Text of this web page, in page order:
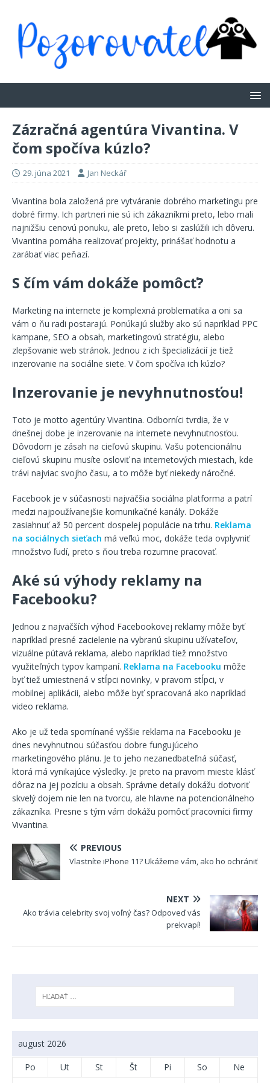
Zázračná agentúra Vivantina. V
čom spočíva kúzlo?
29. júna 2021 Jan Neckář
Vivantina bola založená pre vytváranie dobrého marketingu pre
dobré firmy. Ich partneri nie sú ich zákazníkmi preto, lebo mali
najnižšiu cenovú ponuku, ale preto, lebo si zaslúžili ich dôveru.
Vivantina pomáha realizovať projekty, prinášať hodnotu a
zarábať viac peňazí.
S čím vám dokáže pomôcť?
Marketing na internete je komplexná problematika a oni sa
vám o ňu radi postarajú. Ponúkajú služby ako sú napríklad PPC
kampane, SEO a obsah, marketingovú stratégiu, alebo
zlepšovanie web stránok. Jednou z ich špecializácií je tiež
inzerovanie na sociálne siete. V čom spočíva ich kúzlo?
Inzerovanie je nevyhnutnosťou!
Toto je motto agentúry Vivantina. Odborníci tvrdia, že v
dnešnej dobe je inzerovanie na internete nevyhnutnosťou.
Dôvodom je zásah na cieľovú skupinu. Vašu potencionálnu
cieľovú skupinu musíte osloviť na internetových miestach, kde
trávi najviac svojho času, a to môže byť niekedy náročné.
Facebook je v súčasnosti najväčšia sociálna platforma a patrí
medzi najpoužívanejšie komunikačné kanály. Dokáže
zasiahnuť až 50 percent dospelej populácie na trhu. Reklama
na sociálnych sieťach má veľkú moc, dokáže teda ovplyvniť
množstvo ľudí, preto s ňou treba rozumne pracovať.
Aké sú výhody reklamy na
Facebooku?
Jednou z najväčších výhod Facebookovej reklamy môže byť
napríklad presné zacielenie na vybranú skupinu užívateľov,
vizuálne pútavá reklama, alebo napríklad tiež množstvo
využiteľných typov kampaní. Reklama na Facebooku môže
byť tiež umiestnená v stĺpci novinky, v pravom stĺpci, v
mobilnej aplikácii, alebo môže byť spracovaná ako napríklad
video reklama.
Ako je už teda spomínané vyššie reklama na Facebooku je
dnes nevyhnutnou súčasťou dobre fungujúceho
marketingového plánu. Je to jeho nezanedbateľná súčasť,
ktorá má vynikajúce výsledky. Je preto na pravom mieste klásť
dôraz na jej pozíciu a obsah. Správne detaily dokážu dotvoriť
skvelý dojem nie len na tvorcu, ale hlavne na potencionálneho
zákazníka. Presne s tým vám dokážu pomôcť pracovníci firmy
Vivantina.
PREVIOUS
Vlastníte iPhone 11? Ukážeme vám, ako ho ochrániť
NEXT
Ako trávia celebrity svoj voľný čas? Odpoveď vás
prekvapí!
august 2026
Po Ut St Št Pi So
Ne